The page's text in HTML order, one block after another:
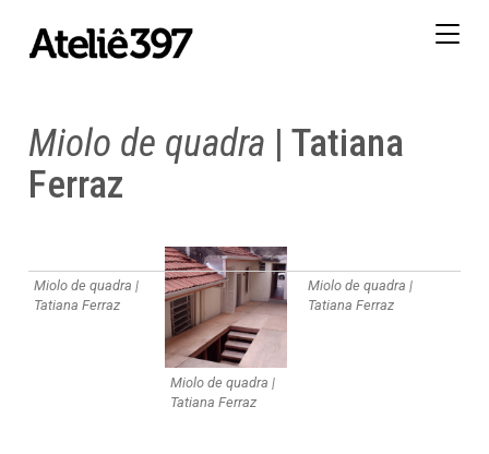
Miolo de quadra | Tatiana
Ferraz
Miolo de quadra |
Tatiana Ferraz
Miolo de quadra |
Tatiana Ferraz
Miolo de quadra |
Tatiana Ferraz